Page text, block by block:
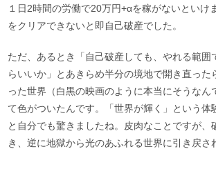
１日2時間の労働で20万円+αを稼がないといけ
をクリアできないと即自己破産でした。
ただ、あるとき「自己破産しても、やれる範囲
らいいか」とあきらめ半分の境地で開き直った
った世界（白黒の映画のように本当にそうなん
て色がついたんです。「世界が輝く」という体
と自分でも驚きましたね。皮肉なことですが、
き、逆に地獄から光のあふれる世界に引き戻さ